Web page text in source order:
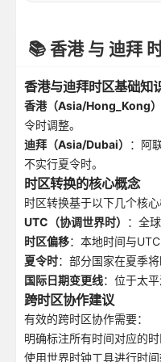
📚 香港 与 迪拜
香港与迪拜时区基础知
香港（Asia/Hong_Kong）
令时调整。
迪拜（Asia/Dubai）
：阿
不实行夏令时。
时区转换的核心概念
时区转换基于以下几个核心
UTC（协调世界时）
：全
时区偏移：本地时间与
夏令时：部分国家在夏季
国际日期变更线：位于太
跨时区协作建议
有效的跨时区协作需要：
明确标注所有时间对应的时
使用世界时钟工具进行时